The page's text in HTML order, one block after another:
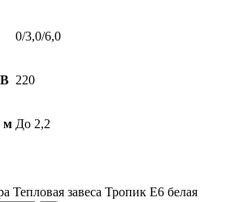
0/3,0/6,0
220
м До 2,2
Тепловая завеса Тропик E6 белая